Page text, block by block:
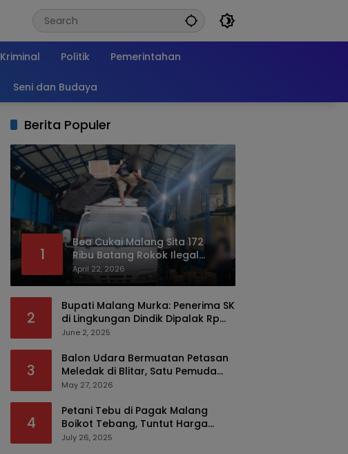
Kriminal Politik Pemerintahan
Seni dan Budaya
Berita Populer
1
Bea Cukai Malang Sita 172
Ribu Batang Rokok Ilegal
Bermodus Kemasan Sabun
April 22, 2026
2
Bupati Malang Murka: Penerima SK
di Lingkungan Dindik Dipalak Rp
150 Ribu Pakai Modus Tumpengan,
June 2, 2025
3
Balon Udara Bermuatan Petasan
Meledak di Blitar, Satu Pemuda
Tewas dan Dua Anak Luka Serius
May 27, 2026
4
Petani Tebu di Pagak Malang
Boikot Tebang, Tuntut Harga
yang Layak
July 26, 2025